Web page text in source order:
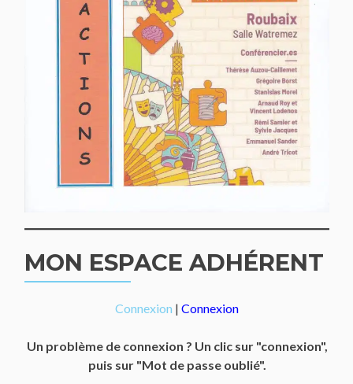
MON ESPACE ADHÉRENT
Connexion | Connexion
Un problème de connexion ? Un clic sur "connexion",
puis sur "Mot de passe oublié".